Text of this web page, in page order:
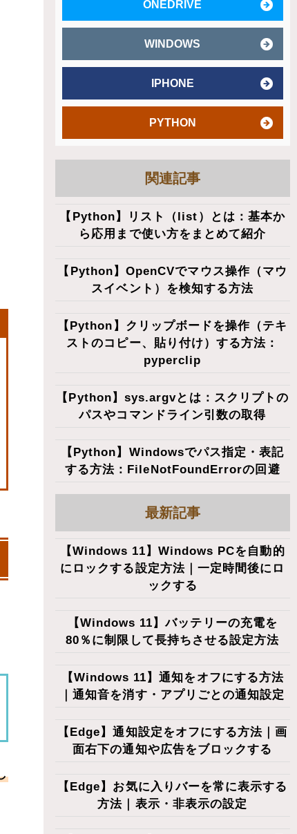
ONEDRIVE
WINDOWS
IPHONE
PYTHON
関連記事
【Python】リスト（list）とは：基本か
ら応用まで使い方をまとめて紹介
【Python】OpenCVでマウス操作（マウ
スイベント）を検知する方法
【Python】クリップボードを操作（テキ
ストのコピー、貼り付け）する方法：
pyperclip
【Python】sys.argvとは：スクリプトの
パスやコマンドライン引数の取得
【Python】Windowsでパス指定・表記
する方法：FileNotFoundErrorの回避
最新記事
【Windows 11】Windows PCを自動的
にロックする設定方法｜一定時間後にロ
ックする
【Windows 11】バッテリーの充電を
80％に制限して長持ちさせる設定方法
【Windows 11】通知をオフにする方法
｜通知音を消す・アプリごとの通知設定
【Edge】通知設定をオフにする方法｜画
面右下の通知や広告をブロックする
【Edge】お気に入りバーを常に表示する
方法｜表示・非表示の設定